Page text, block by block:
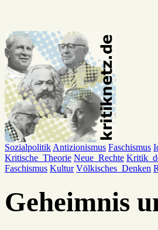
Sozialpolitik Antizionismus Faschismus
Kritische_Theorie Neue_Rechte
Faschismus Kultur Völkisches_Denken
Geheimnis